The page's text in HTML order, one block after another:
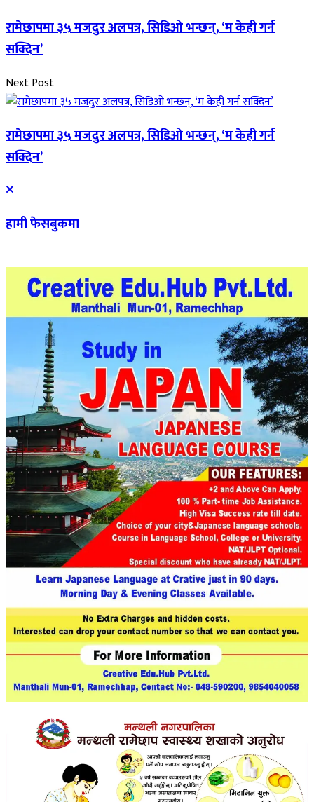
रामेछापमा ३५ मजदुर अलपत्र, सिडिओ भन्छन्, ‘म केही गर्न
सक्दिन’
Next Post
रामेछापमा ३५ मजदुर अलपत्र, सिडिओ भन्छन्, ‘म केही गर्न
सक्दिन’
हामी फेसबुकमा